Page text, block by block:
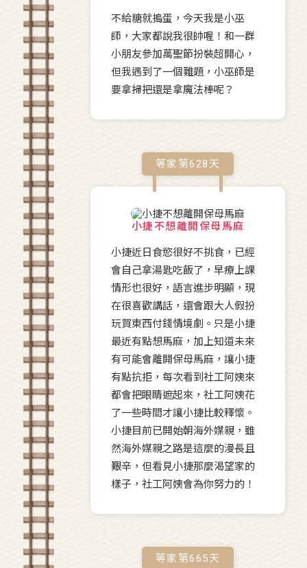
不給糖就搗蛋，今天我是小巫
師，大家都說我很帥喔！和一群
小朋友參加萬聖節扮裝超開心，
但我遇到了一個難題，小巫師是
要拿掃把還是拿魔法棒呢？
等家第628 天
小捷不想離開保母馬麻
小捷近日食慾很好不挑食，已經
會自己拿湯匙吃飯了，早療上課
情形也很好，語言進步明顯，現
在很喜歡講話，還會跟大人假扮
玩買東西付錢情境劇。只是小捷
最近有點想馬麻，加上知道未來
有可能會離開保母馬麻，讓小捷
有點抗拒，每次看到社工阿姨來
都會把眼睛遮起來，社工阿姨花
了一些時間才讓小捷比較釋懷。
小捷目前已開始朝海外媒親，雖
然海外媒親之路是這麼的漫長且
艱辛，但看見小捷那麼渴望家的
樣子，社工阿姨會為你努力的！
等家第665天